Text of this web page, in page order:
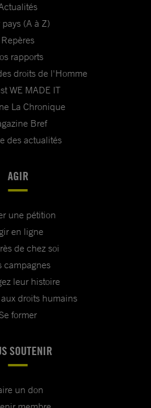
pays (A à Z)
Repères
rapports
droits de l'Homme
WE MADE IT
La Chronique
Bref
des actualités
AGIR
une pétition
en ligne
de chez soi
campagnes
leur histoire
droits humains
former
SOUTENIR
un don